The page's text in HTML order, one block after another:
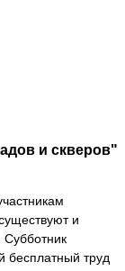
и скверов"
и
Субботник
бесплатный труд